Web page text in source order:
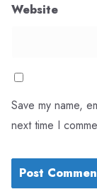
Website
Save my name,
next time I